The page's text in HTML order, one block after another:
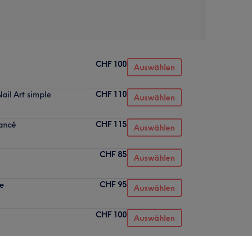
CHF 100 Auswählen
Art simple
CHF 110 Auswählen
CHF 115 Auswählen
CHF 85 Auswählen
CHF 95 Auswählen
CHF 100 Auswählen